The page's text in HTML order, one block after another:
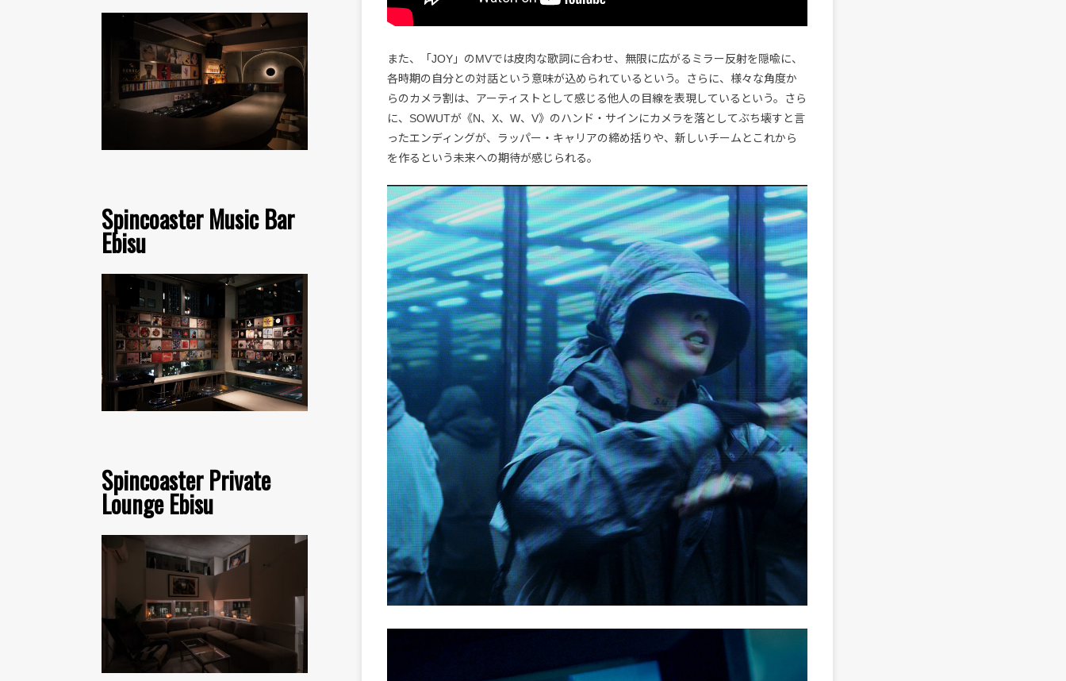
Spincoaster Music Bar
Ebisu
Spincoaster Private
Lounge Ebisu
また、「JOY」のMVでは皮肉な歌詞に合わせ、無限に広がるミラー反射を隠喩に、
各時期の自分との対話という意味が込められているという。さらに、様々な角度か
らのカメラ割は、アーティストとして感じる他人の目線を表現しているという。さら
に、SOWUTが《N、X、W、V》のハンド・サインにカメラを落としてぶち壊すと言
ったエンディングが、ラッパー・キャリアの締め括りや、新しいチームとこれから
を作るという未来への期待が感じられる。